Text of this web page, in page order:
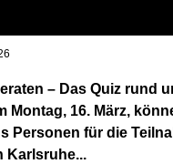
– Das Quiz rund
Montag, 16. März,
Personen für die
Karlsruhe...